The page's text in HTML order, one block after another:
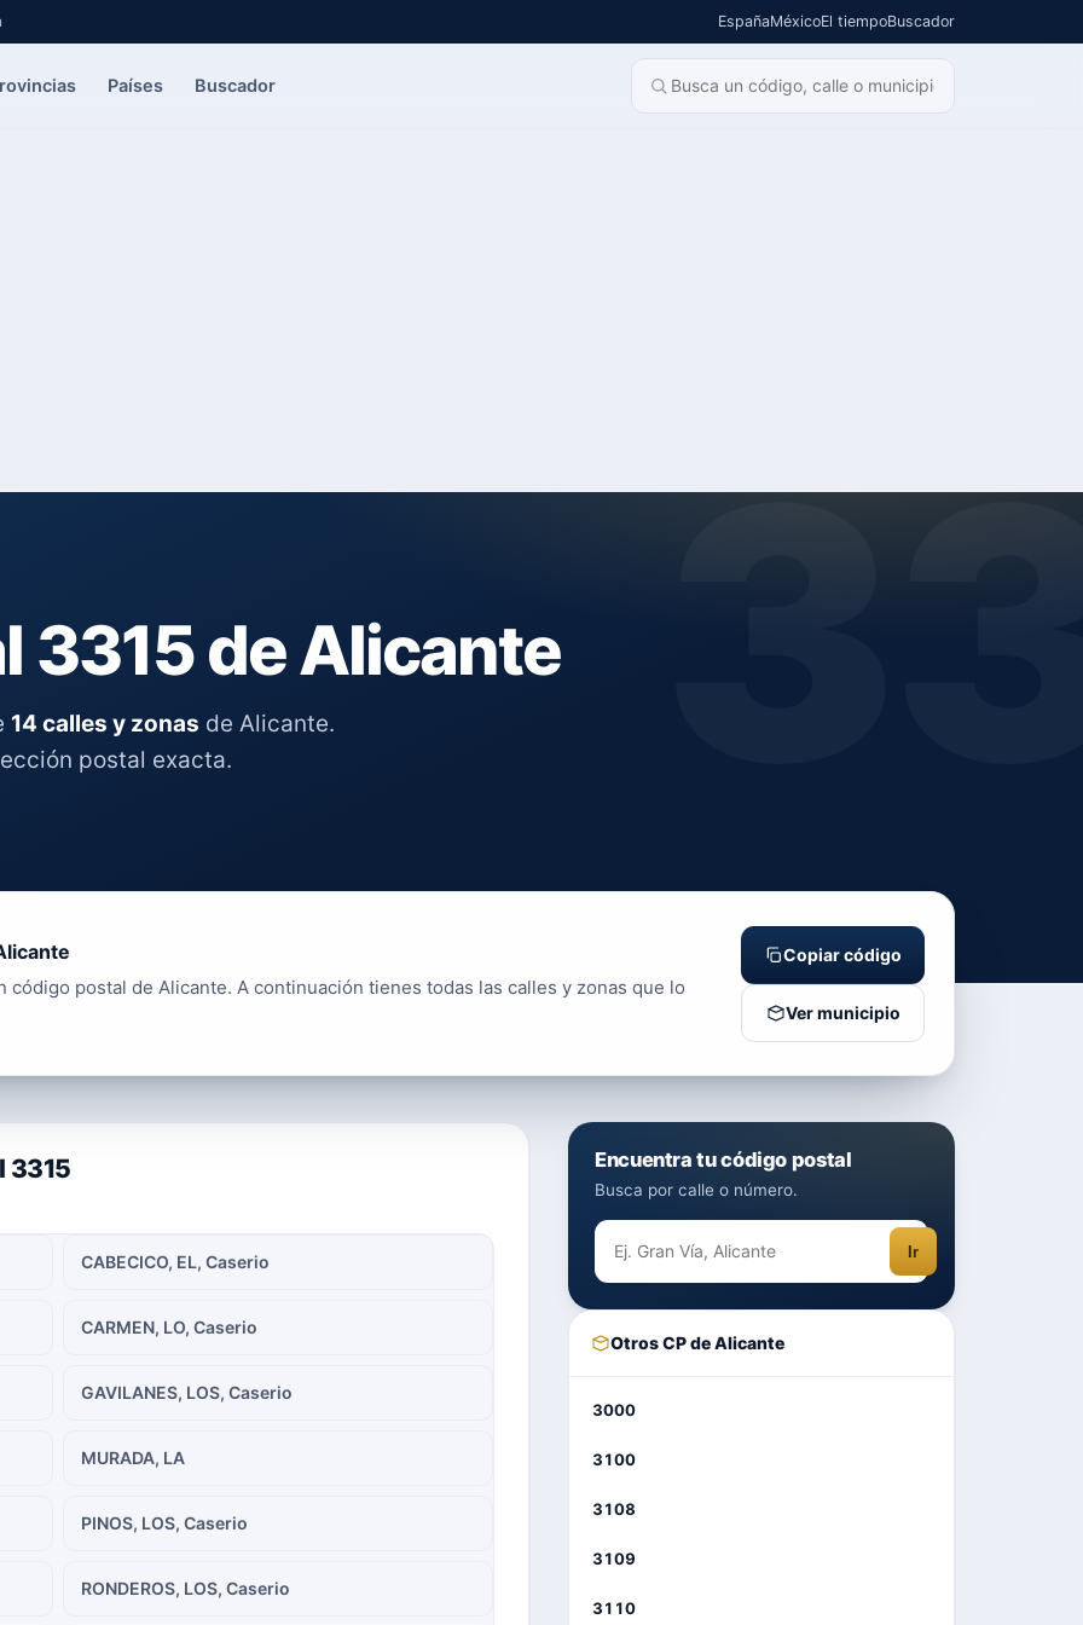
EspañaMéxicoEl tiempoBuscador
Países Buscador
3315 de Alicante
14 calles y zonas de Alicante.
postal exacta.
código postal de Alicante. A continuación tienes todas las calles y zonas que lo
Copiar código
Ver municipio
3315
CABECICO, EL, Caserio
CARMEN, LO, Caserio
GAVILANES, LOS, Caserio
MURADA, LA
PINOS, LOS, Caserio
RONDEROS, LOS, Caserio
Encuentra tu código postal
Busca por calle o número.
Ir
Otros CP de Alicante
3000
3100
3108
3109
3110